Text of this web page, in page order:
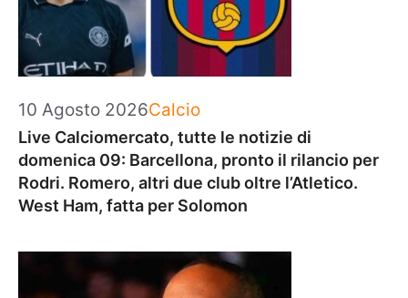
10 Agosto 2026Categorie
Calcio
Live Calciomercato, tutte le notizie di
domenica 09: Barcellona, pronto il rilancio per
Rodri. Romero, altri due club oltre l’Atletico.
West Ham, fatta per Solomon